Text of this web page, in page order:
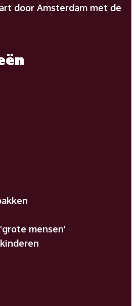
door Amsterdam met de
mensen'